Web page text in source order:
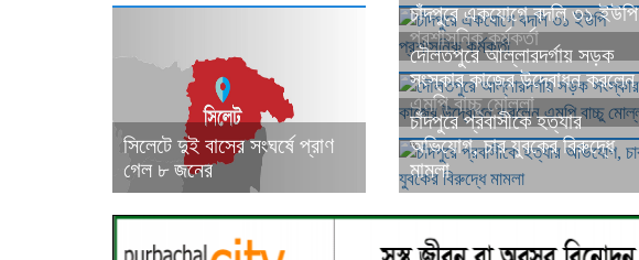
সিলেটে দুই বাসের সংঘর্ষে প্রাণ
গেল ৮ জনের
চাঁদপুরে একযোগে বদলি ৩১ ইউপি
প্রশাসনিক কর্মকর্তা
দৌলতপুরে আল্লারদর্গায় সড়ক
সংস্কার কাজের উদ্বোধন করলেন
এমপি বাচ্চু মোল্লা
চাঁদপুরে প্রবাসীকে হত্যার
অভিযোগ, চার যুবকের বিরুদ্ধে
মামলা